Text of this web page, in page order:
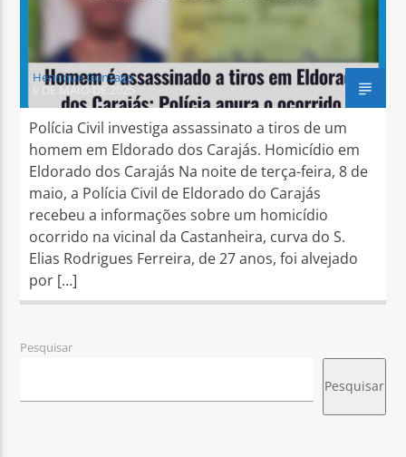
Henrique Gonzaga
9 DE MAIO DE 2025
Polícia Civil investiga assassinato a tiros de um
homem em Eldorado dos Carajás. Homicídio em
Eldorado dos Carajás Na noite de terça-feira, 8 de
maio, a Polícia Civil de Eldorado do Carajás
recebeu a informações sobre um homicídio
ocorrido na vicinal da Castanheira, curva do S.
Elias Rodrigues Ferreira, de 27 anos, foi alvejado
por […]
Pesquisar
Pesquisar